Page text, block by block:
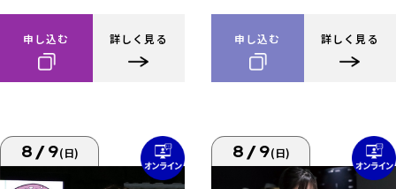
申し込む 詳しく見る 申し込む 詳しく見る
8/9(日) 8/9(日)